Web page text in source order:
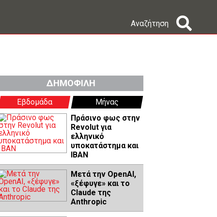
Αναζήτηση
ΔΗΜΟΦΙΛΗ
Εβδομάδα
Μήνας
Πράσινο φως στην
Revolut για
ελληνικό
υποκατάστημα και
IBAN
Μετά την OpenAI,
«ξέφυγε» και το
Claude της
Anthropic